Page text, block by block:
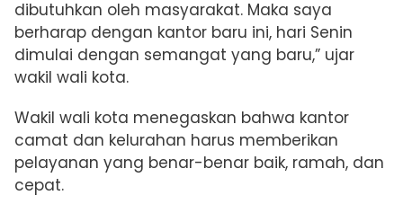
dibutuhkan oleh masyarakat. Maka saya
berharap dengan kantor baru ini, hari Senin
dimulai dengan semangat yang baru,” ujar
wakil wali kota.
Wakil wali kota menegaskan bahwa kantor
camat dan kelurahan harus memberikan
pelayanan yang benar-benar baik, ramah, dan
cepat.